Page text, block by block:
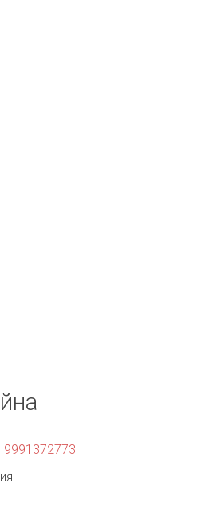
9991372773